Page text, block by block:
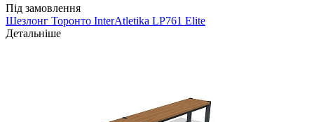
Під замовлення
Шезлонг Торонто InterAtletika LP761 Elite
Детальніше